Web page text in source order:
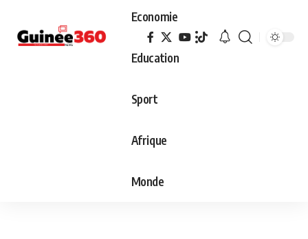
Economie
Education
Sport
Afrique
Monde